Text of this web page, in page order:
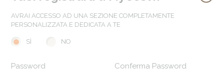
AVRAI ACCESSO AD UNA SEZIONE COMPLETAMENTE
PERSONALIZZATA E DEDICATA A TE
SÌ NO
Password Conferma Password